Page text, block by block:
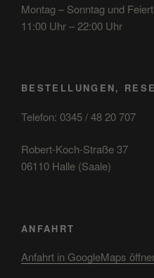
Montag – Sonntag und
11:00 Uhr – 22:00 Uhr
BESTELLUNGEN,
Telefon: 0345 / 48 20 707
Robert-Koch-Straße 37
06110 Halle (Saale)
ANFAHRT
Anfahrt in GoogleMaps